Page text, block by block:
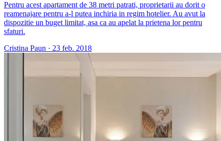
Pentru acest apartament de 38 metri patrati, proprietarii au dorit o
reamenajare pentru a-l putea inchiria in regim hotelier. Au avut la
dispozitie un buget limitat, asa ca au apelat la prietena lor pentru
sfaturi.
Cristina Paun · 23 feb. 2018